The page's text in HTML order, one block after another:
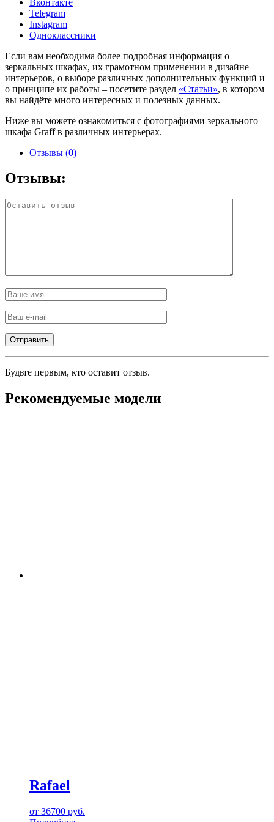
Telegram
Instagram
Одноклассники
Если вам необходима более подробная информация о
зеркальных шкафах, их грамотном применении в дизайне
интерьеров, о выборе различных дополнительных функций и
о принципе их работы – посетите раздел «Статьи», в котором
вы найдёте много интересных и полезных данных.
Ниже вы можете ознакомиться с фотографиями зеркального
шкафа Graff в различных интерьерах.
Отзывы (0)
Отзывы:
Будьте первым, кто оставит отзыв.
Рекомендуемые модели
Rafael
от 36700 руб.